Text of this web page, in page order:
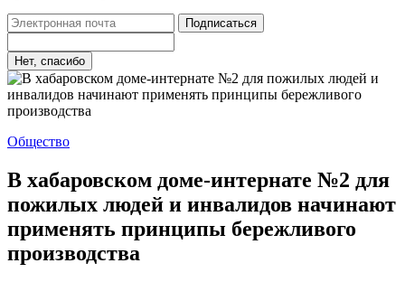
Подписаться
Нет, спасибо
Общество
В хабаровском доме-интернате №2 для
пожилых людей и инвалидов начинают
применять принципы бережливого
производства